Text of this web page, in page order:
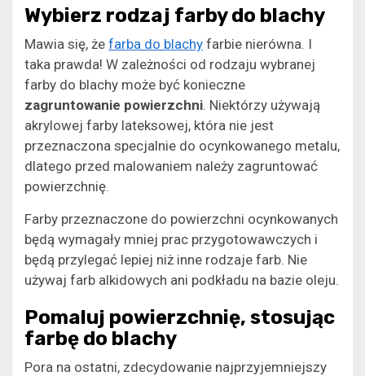
Wybierz rodzaj farby do blachy
Mawia się, że farba do blachy farbie nierówna. I
taka prawda! W zależności od rodzaju wybranej
farby do blachy może być konieczne
zagruntowanie powierzchni. Niektórzy używają
akrylowej farby lateksowej, która nie jest
przeznaczona specjalnie do ocynkowanego metalu,
dlatego przed malowaniem należy zagruntować
powierzchnię.
Farby przeznaczone do powierzchni ocynkowanych
będą wymagały mniej prac przygotowawczych i
będą przylegać lepiej niż inne rodzaje farb. Nie
używaj farb alkidowych ani podkładu na bazie oleju.
Pomaluj powierzchnię, stosując
farbę do blachy
Pora na ostatni, zdecydowanie najprzyjemniejszy